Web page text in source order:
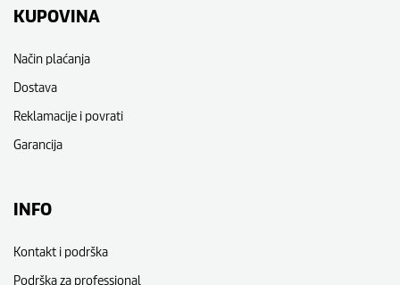
KUPOVINA
Način plaćanja
Dostava
Reklamacije i povrati
Garancija
INFO
Kontakt i podrška
Podrška za professional